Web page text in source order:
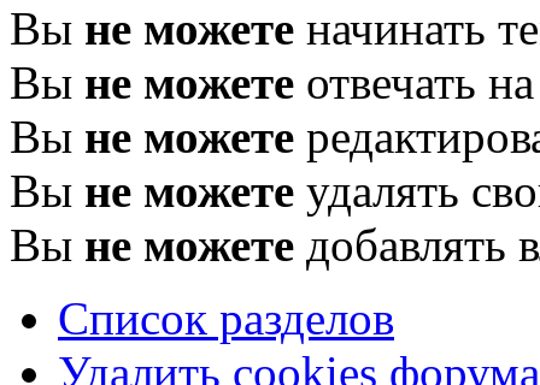
Вы не можете начинать
Вы не можете отвечать
Вы не можете
Вы не можете удалять
Вы не можете добавлять
Список разделов
Удалить cookies форума